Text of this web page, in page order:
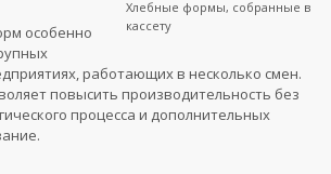
Хлебные формы, собранные в
кассету
особенно
работающих в несколько смен.
повысить производительность без
процесса и дополнительных